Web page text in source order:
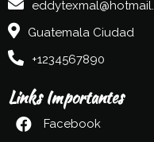
Guatemala Ciudad
+1234567890
Links Importantes
Facebook